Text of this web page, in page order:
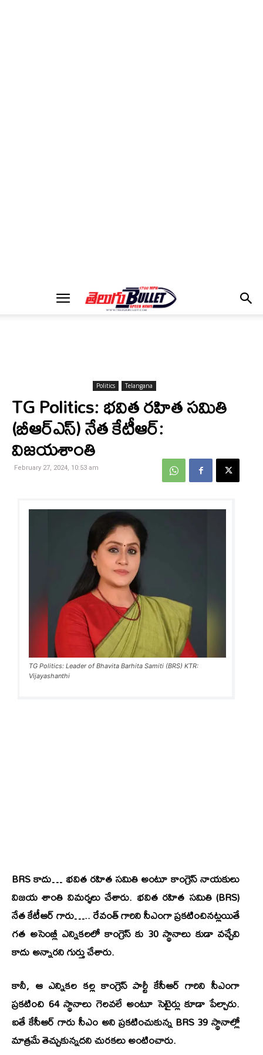
Politics Telangana
TG Politics: భవిత రహిత సమితి
(బీఆర్ఎస్) నేత కేటీఆర్:
విజయశాంతి
February 27, 2024, 10:53 am
TG Politics: Leader of Bhavita Barhita Samiti (BRS) KTR:
Vijayashanthi
BRS కాదు… భవిత రహిత సమితి అంటూ కాంగ్రెస్‌ నాయకులు
విజయ శాంతి విమర్శలు చేశారు. భవిత రహిత సమితి (BRS)
నేత కేటీఆర్ గారు….. రేవంత్ గారిని సీఎంగా ప్రకటించినట్లయితే
గత అసెంబ్లీ ఎన్నికలలో కాంగ్రెస్ కు 30 స్థానాలు కుడా వచ్చేవి
కాదు అన్నారని గుర్తు చేశారు.
కానీ, ఆ ఎన్నికల కల్ల కాంగ్రెస్ పార్టీ కేసీఆర్ గారిని సీఎంగా
ప్రకటించి 64 స్థానాలు గెలవలే అంటూ సెటైర్లు కూడా పేల్చారు.
ఐతే కేసీఆర్ గారు సీఎం అని ప్రకటించుకున్న BRS 39 స్థానాల్లో
మాత్రమే తెచ్చుకున్నదని చురకలు అంటించారు.